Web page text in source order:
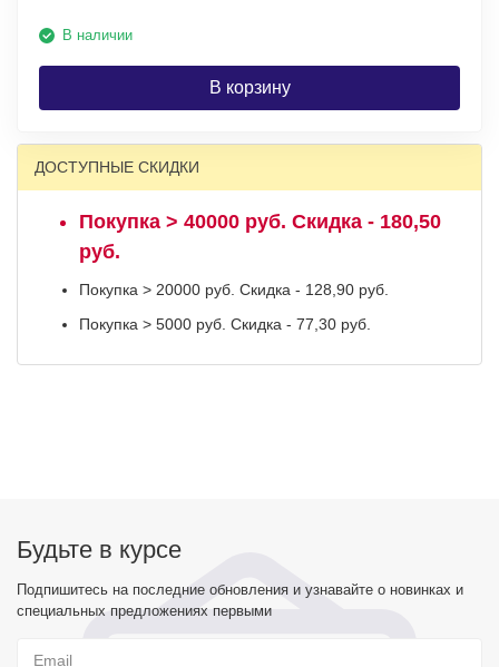
В наличии
В корзину
ДОСТУПНЫЕ СКИДКИ
Покупка > 40000 руб. Скидка - 180,50
руб.
Покупка > 20000 руб. Скидка - 128,90 руб.
Покупка > 5000 руб. Скидка - 77,30 руб.
Будьте в курсе
Подпишитесь на последние обновления и узнавайте о новинках и
специальных предложениях первыми